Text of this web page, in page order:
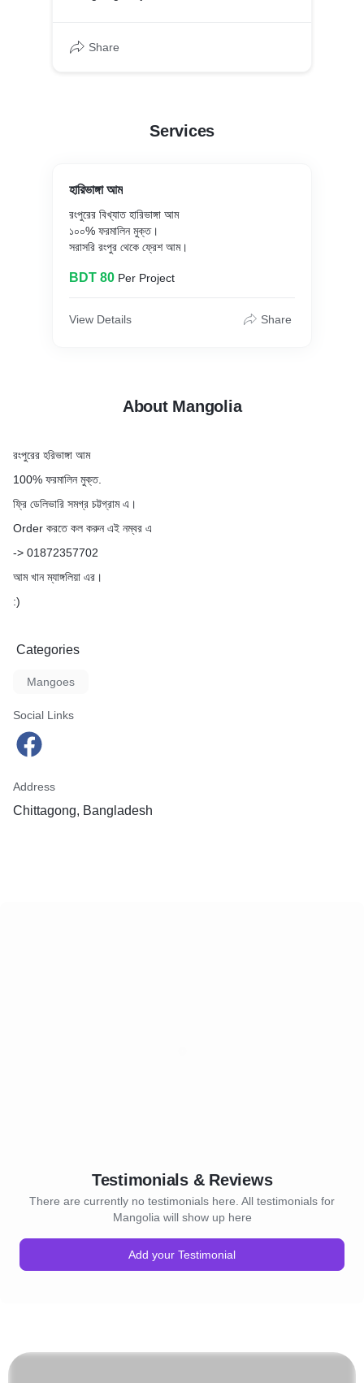
Share
Services
হারিভাঙ্গা আম
রংপুরের বিখ্যাত হারিভাঙ্গা আম
১০০% ফরমালিন মুক্ত।
সরাসরি রংপুর থেকে ফ্রেশ আম।
BDT 80 Per Project
View Details Share
About Mangolia
রংপুরের হরিভাঙ্গা আম
100% ফরমালিন মুক্ত.
ফ্রি ডেলিভারি সমগ্র চট্টগ্রাম এ।
Order করতে কল করুন এই নম্বর এ
-> 01872357702
আম খান ম্যাঙ্গলিয়া এর।
:)
Categories
Mangoes
Social Links
Address
Chittagong, Bangladesh
Testimonials & Reviews
There are currently no testimonials here. All testimonials for
Mangolia will show up here
Add your Testimonial